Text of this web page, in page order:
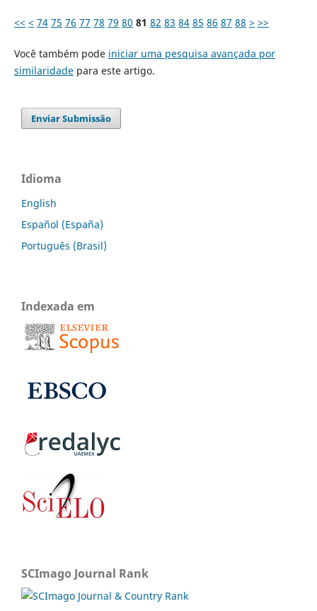
<< < 74 75 76 77 78 79 80 81 82 83 84 85 86 87 88 > >>
Você também pode iniciar uma pesquisa avançada por
similaridadepara este artigo.
Enviar Submissão
Idioma
English
Español (España)
Português (Brasil)
Indexada em
SCImago Journal Rank